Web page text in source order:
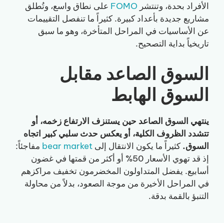
الأفراد بحدة، وتنتشر FOMO على نطاق واسع، وتُطلق
مشاريع جديدة بأعداد كبيرة. كثيراً ما تنفصل التقييمات
عن الأساسيات في المراحل المتأخرة، وهو ما سبق
تاريخياً بداية التصحيح.
السوق الصاعد مقابل
السوق الهابط
ينتهي السوق الصاعد حين يستنزف الارتفاع زخمه، أو
تتشدد الظروف الكلية، أو يعكس حدث سلبي كبير اتجاه
السوق. كثيراً ما يكون الانتقال إلى bear market مفاجئاً:
إذ قد تهوي الأسعار 50% أو أكثر من قمتها في غضون
أسابيع. يفضل المتداولون المخضرمون تخفيف مراكزهم
في المراحل الأخيرة من موجة الصعود، بدلاً من محاولة
التنبؤ بالقمة بدقة.